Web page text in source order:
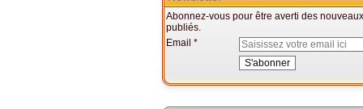
Abonnez-vous pour être averti des
publiés.
Email